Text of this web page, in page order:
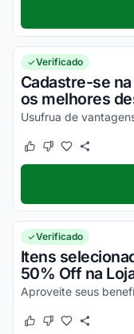
Verificado
Cadastre-se
os melhores
Este cupom funcionou
Este cupom não
Verificado
Itens
50% Off na
Este cupom funcionou
Este cupom não